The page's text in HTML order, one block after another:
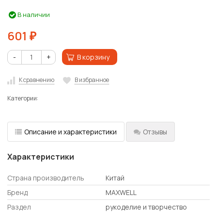
В наличии
601 ₽
- + В корзину
К сравнению В избранное
Категории:
Описание и характеристики Отзывы
Характеристики
Страна производитель
Китай
Бренд
MAXWELL
Раздел
рукоделие и творчество